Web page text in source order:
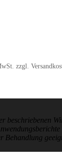
zzgl.
Behandlung